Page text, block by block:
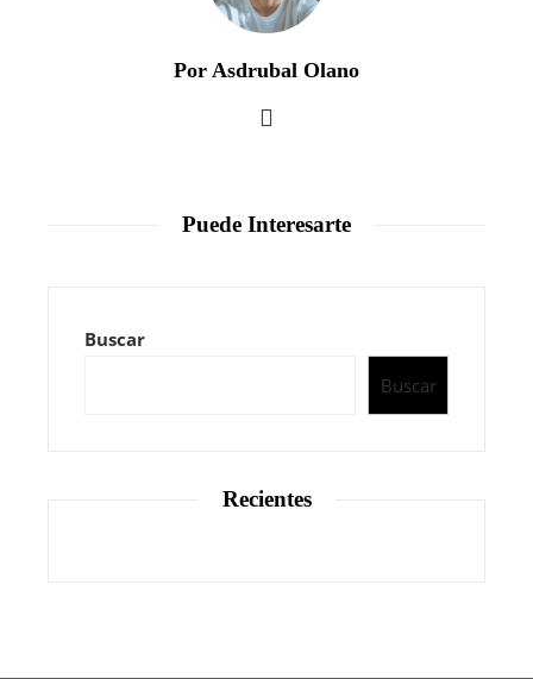
Por Asdrubal Olano
Puede Interesarte
Buscar
Buscar
Recientes